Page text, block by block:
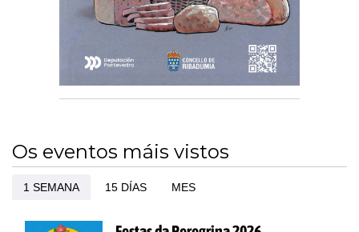
Os eventos máis vistos
1 SEMANA 15 DÍAS MES